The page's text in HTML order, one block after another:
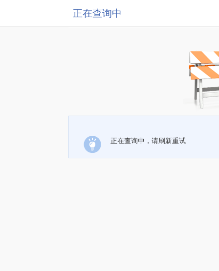
正在查询中
正在查询中，请刷新重试